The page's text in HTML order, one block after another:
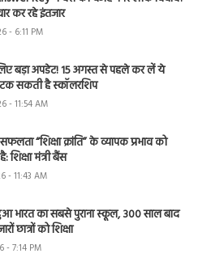
कर रहे इंतजार
- 6:11 PM
बड़ा अपडेट! 15 अगस्त से पहले कर लें ये
सकती है स्कॉलरशिप
- 11:54 AM
सफलता “शिक्षा क्रांति” के व्यापक प्रभाव को
शिक्षा मंत्री बैंस
- 11:43 AM
भारत का सबसे पुराना स्कूल, 300 साल बाद
छात्रों को शिक्षा
- 7:14 PM